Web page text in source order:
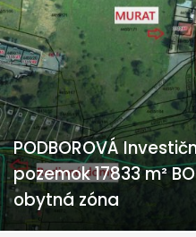
PODBOROVÁ
pozemok 17833 m²
obytná zóna